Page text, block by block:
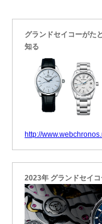
グランドセイコーがた
知る
http://
2023年 グランドセイ